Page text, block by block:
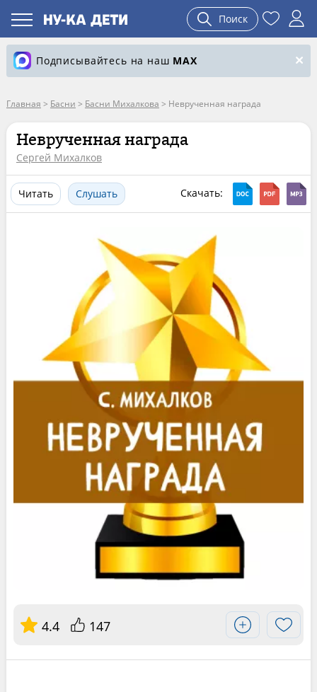
Поиск
Подписывайтесь на наш MAX
Главная > Басни > Басни Михалкова > Неврученная награда
Неврученная награда
Сергей Михалков
Читать Слушать Скачать:
4.4 147